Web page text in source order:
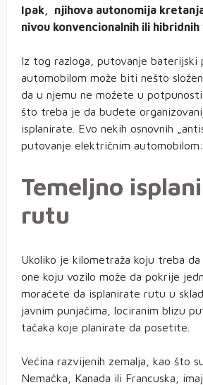
Ipak, njihova autonomija
nivou konvencionalnih ili hibridnih
Iz tog razloga, putovanje baterijski
automobilom može biti nešto
da u njemu ne možete u
što treba je da budete
isplanirate. Evo nekih osnovnih
putovanje električnim automobilom:
Temeljno
rutu
Ukoliko je kilometraža koju treba
one koju vozilo može da pokrije
moraćete da isplanirate rutu u
javnim punjačima, lociranim blizu
tačaka koje planirate da posetite.
Većina razvijenih zemalja, kao što
Nemačka, Kanada ili Francuska,